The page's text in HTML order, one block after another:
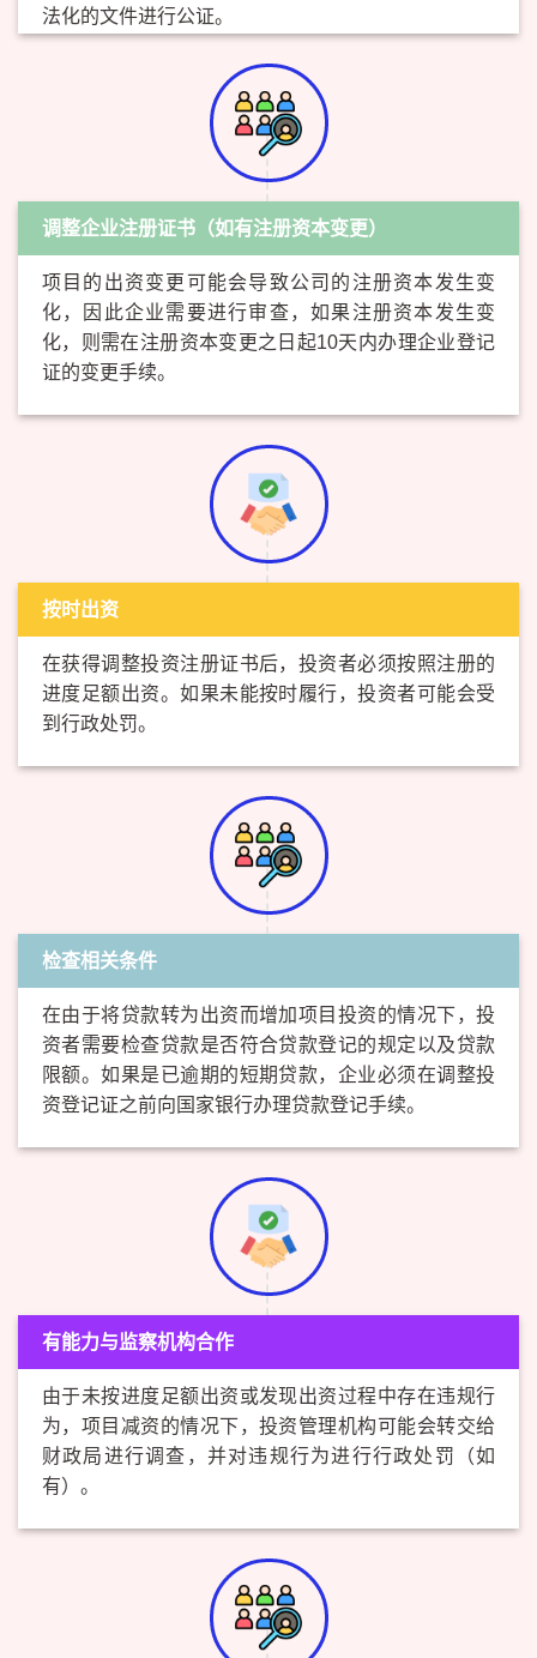
法化的文件进行公证。
调整企业注册证书（如有注册资本变更）
项目的出资变更可能会导致公司的注册资本发生变
化，因此企业需要进行审查，如果注册资本发生变
化，则需在注册资本变更之日起10天内办理企业登记
证的变更手续。
按时出资
在获得调整投资注册证书后，投资者必须按照注册的
进度足额出资。如果未能按时履行，投资者可能会受
到行政处罚。
检查相关条件
在由于将贷款转为出资而增加项目投资的情况下，投
资者需要检查贷款是否符合贷款登记的规定以及贷款
限额。如果是已逾期的短期贷款，企业必须在调整投
资登记证之前向国家银行办理贷款登记手续。
有能力与监察机构合作
由于未按进度足额出资或发现出资过程中存在违规行
为，项目减资的情况下，投资管理机构可能会转交给
财政局进行调查，并对违规行为进行行政处罚（如
有）。